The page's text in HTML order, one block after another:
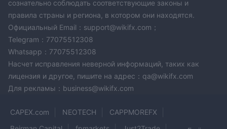
сознательно соблюдать соответствующие законы и
правила страны и региона, в котором они находятся.
Официальный Email：support@wikifx.com；
Telegram：77075512308
Whatsapp：77075512308
Насчет исправления неверной информаций, таких как
лицензия и другое, пишите на адрес：qa@wikifx.com
Для рекламы：business@wikifx.com
CAPEX.com NEOTECH
CAPPMOREFX